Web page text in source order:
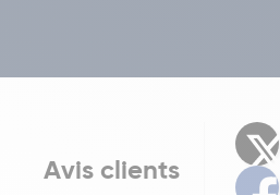
Avis clients